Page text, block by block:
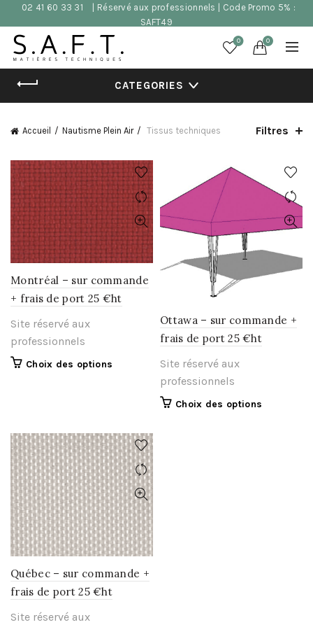
02 41 60 33 31
| Réservé aux professionnels | Code Promo 5% :
SAFT49
0 0
CATEGORIES
Accueil Nautisme Plein Air Tissus techniques Filtres
Montréal – sur commande
+ frais de port 25 €ht
Site réservé aux
professionnels
Choix des options
Les
options
peuvent
être
choisies
sur
la
page
produit
Ottawa – sur commande +
frais de port 25 €ht
Site réservé aux
professionnels
Choix des options
Québec – sur commande +
frais de port 25 €ht
Site réservé aux